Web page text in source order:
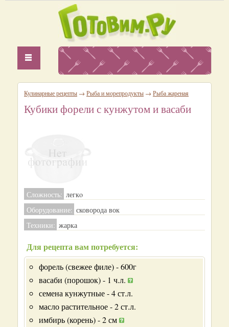
Кулинарные рецепты → Рыба и морепродукты → Рыба жареная
Кубики форели с кунжутом и васаби
Сложность: легкo
Оборудование: сковорода вок
Техники: жарка
Для рецепта вам потребуется:
форель (свежее филе) - 600г
васаби (порошок) - 1 ч.л.
семена кунжутные - 4 ст.л.
масло растительное - 2 ст.л.
имбирь (корень) - 2 см